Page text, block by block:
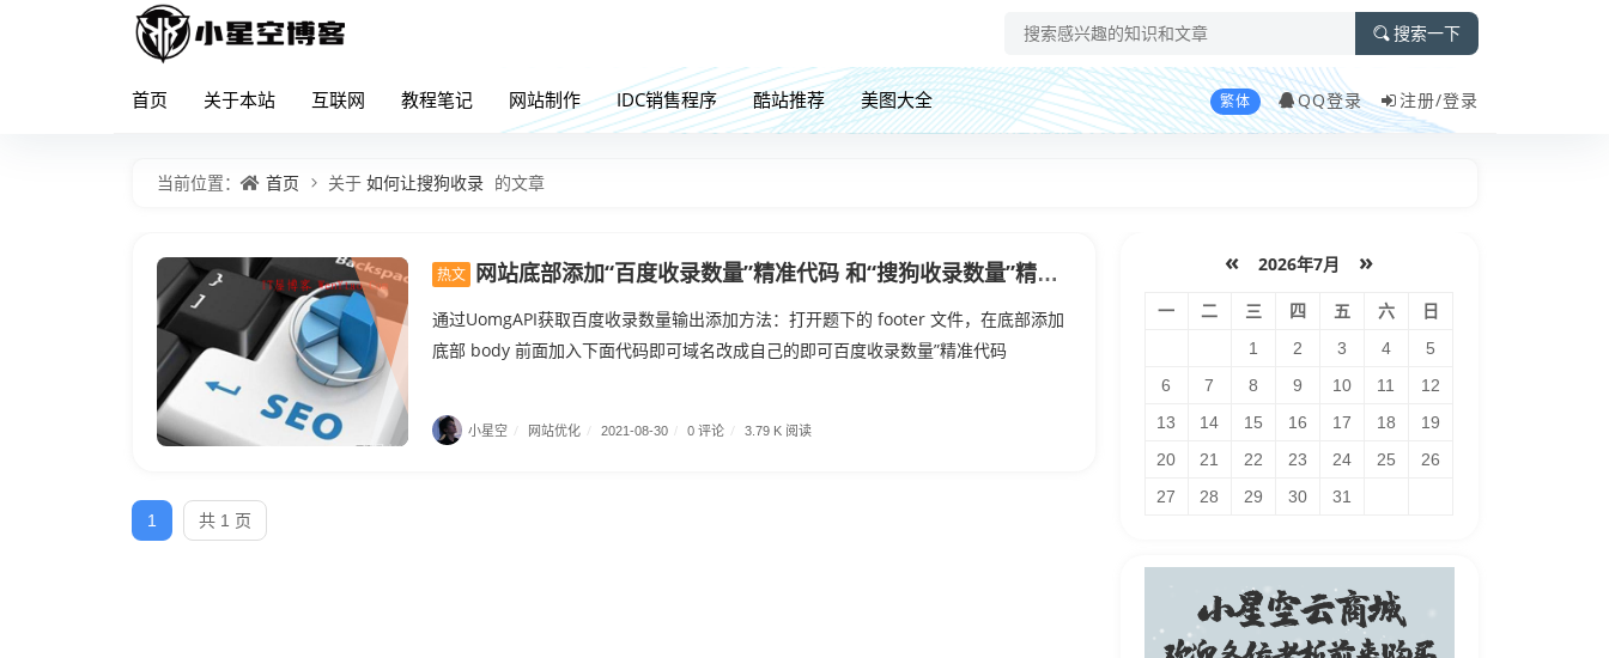
搜索一下
首页 关于本站 互联网 教程笔记 网站制作 IDC销售程序 酷站推荐 美图大全 繁体 QQ登录 注册/登录
当前位置： 首页 关于 如何让搜狗收录 的文章
热文 网站底部添加“百度收录数量”精准代码 和“搜狗收录数量”精准代码
通过UomgAPI获取百度收录数量输出添加方法：打开题下的 footer 文件，在底部添加
底部 body 前面加入下面代码即可域名改成自己的即可百度收录数量”精准代码
小星空 / 网站优化 / 2021-08-30 / 0 评论 / 3.79 K 阅读
1 共 1 页
« 2026年7月 »
一 二 三 四 五 六
日
1
2 3 4
5
6
7 8 9 10 11
12
13
14 15 16 17 18
19
20
21 22 23 24 25
26
27
28 29 30 31